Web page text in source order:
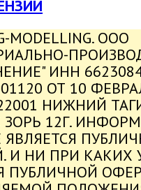
MODELLING. ООО
ИНН
ОТ 10
НИЖНИЙ
ЗОРЬ 12Г.
ЯВЛЯЕТСЯ
И НИ ПРИ КАКИХ
ПУБЛИЧНОЙ